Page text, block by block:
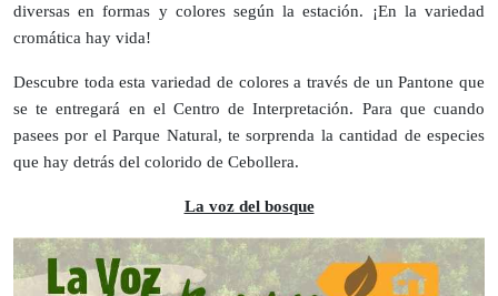
diversas en formas y colores según la estación. ¡En la variedad
cromática hay vida!
Descubre toda esta variedad de colores a través de un Pantone que
se te entregará en el Centro de Interpretación. Para que cuando
pasees por el Parque Natural, te sorprenda la cantidad de especies
que hay detrás del colorido de Cebollera.
La voz del bosque